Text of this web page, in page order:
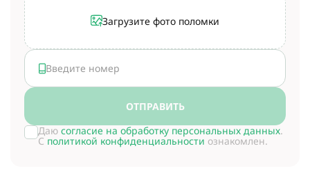
Загрузите фото поломки
ОТПРАВИТЬ
Даю согласие на обработку персональных данных.
С политикой конфиденциальности ознакомлен.